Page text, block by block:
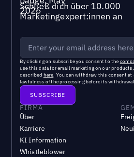
Schließ dich über 10.000
Marketingexpert:innen an
By clicking on subscribe you consent to the
use this data for email marketing on our
described here. You can withdraw this consent
lawfulness of the processing before its
FIRMA
Über
Karriere
KI Information
Whistleblower